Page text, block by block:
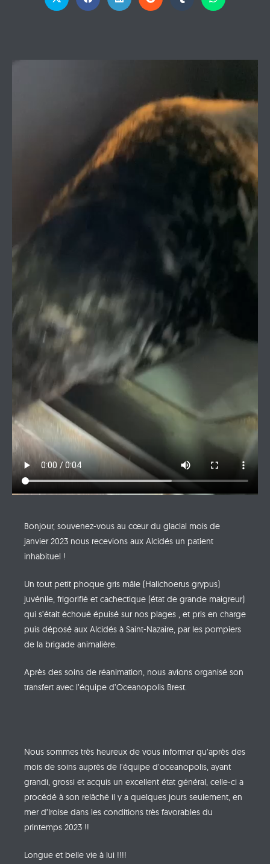
Bonjour, souvenez-vous au cœur du glacial mois de
janvier 2023 nous recevions aux Alcidés un patient
inhabituel !
Un tout petit phoque gris mâle (Halichoerus grypus)
juvénile, frigorifié et cachectique (état de grande maigreur)
qui s’était échoué épuisé sur nos plages , et pris en charge
puis déposé aux Alcidés à Saint-Nazaire, par les pompiers
de la brigade animalière.
Après des soins de réanimation, nous avions organisé son
transfert avec l’équipe d’Oceanopolis Brest.
Nous sommes très heureux de vous informer qu’après des
mois de soins auprès de l’équipe d’oceanopolis, ayant
grandi, grossi et acquis un excellent état général, celle-ci a
procédé à son relâché il y a quelques jours seulement, en
mer d’Iroise dans les conditions très favorables du
printemps 2023 !!
Longue et belle vie à lui !!!!